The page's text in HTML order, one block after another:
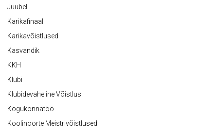
Juubel
Karikafinaal
Karikavõistlused
Kasvandik
KKH
Klubi
Klubidevaheline Võistlus
Kogukonnatöö
Koolinoorte Meistrivõistlused